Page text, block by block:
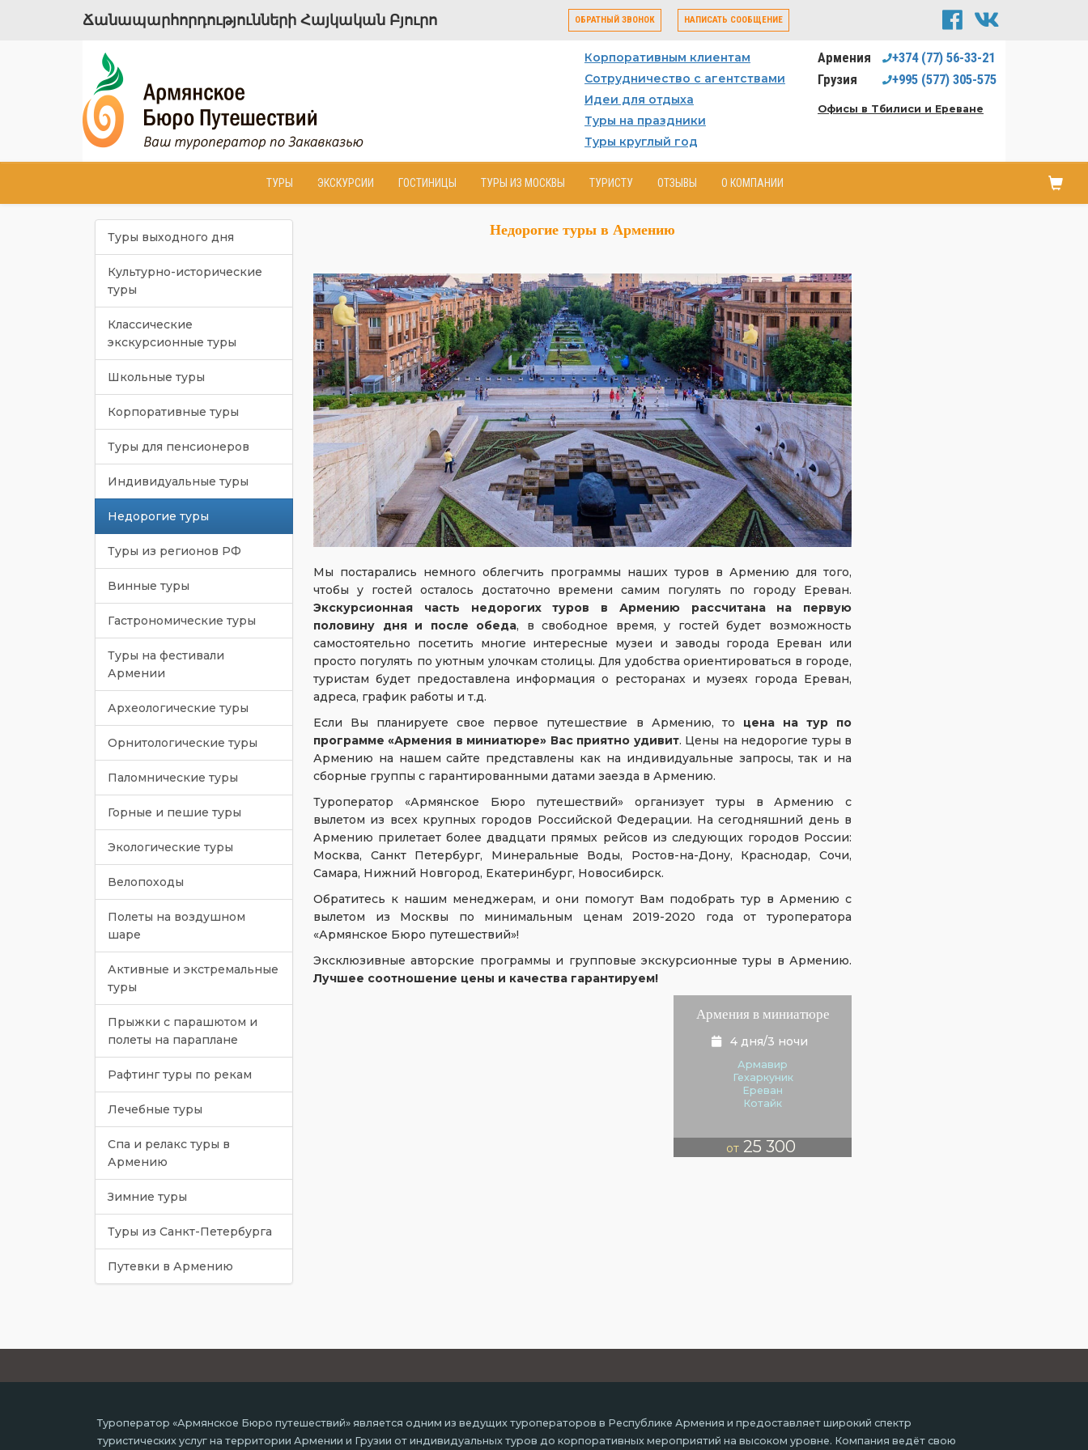
Ճանապարհորդությունների Հայկական Բյուրո ОБРАТНЫЙ ЗВОНОК НАПИСАТЬ СООБЩЕНИЕ
Корпоративным клиентам
Сотрудничество с агентствами
Идеи для отдыха
Туры на праздники
Туры круглый год
Армения +374 (77) 56-33-21
Грузия
+995 (577) 305-575
Офисы в Тбилиси и Ереване
ТУРЫ ЭКСКУРСИИ ГОСТИНИЦЫ ТУРЫ ИЗ МОСКВЫ ТУРИСТУ ОТЗЫВЫ О КОМПАНИИ
Туры выходного дня
Культурно-исторические
туры
Классические
экскурсионные туры
Школьные туры
Корпоративные туры
Туры для пенсионеров
Индивидуальные туры
Недорогие туры
Туры из регионов РФ
Винные туры
Гастрономические туры
Туры на фестивали
Армении
Археологические туры
Орнитологические туры
Паломнические туры
Горные и пешие туры
Экологические туры
Велопоходы
Полеты на воздушном
шаре
Активные и экстремальные
туры
Прыжки с парашютом и
полеты на параплане
Рафтинг туры по рекам
Лечебные туры
Спа и релакс туры в
Армению
Зимние туры
Туры из Санкт-Петербурга
Путевки в Армению
Недорогие туры в Армению
Мы постарались немного облегчить программы наших туров в Армению для того,
чтобы у гостей осталось достаточно времени самим погулять по городу Ереван.
Экскурсионная часть недорогих туров в Армению рассчитана на первую
половину дня и после обеда, в свободное время, у гостей будет возможность
самостоятельно посетить многие интересные музеи и заводы города Ереван или
просто погулять по уютным улочкам столицы. Для удобства ориентироваться в городе,
туристам будет предоставлена информация о ресторанах и музеях города Ереван,
адреса, график работы и т.д.
Если Вы планируете свое первое путешествие в Армению, то цена на тур по
программе «Армения в миниатюре» Вас приятно удивит. Цены на недорогие туры в
Армению на нашем сайте представлены как на индивидуальные запросы, так и на
сборные группы с гарантированными датами заезда в Армению.
Туроператор «Армянское Бюро путешествий» организует туры в Армению с
вылетом из всех крупных городов Российской Федерации. На сегодняшний день в
Армению прилетает более двадцати прямых рейсов из следующих городов России:
Москва, Санкт Петербург, Минеральные Воды, Ростов-на-Дону, Краснодар, Сочи,
Самара, Нижний Новгород, Екатеринбург, Новосибирск.
Обратитесь к нашим менеджерам, и они помогут Вам подобрать тур в Армению с
вылетом из Москвы по минимальным ценам 2019-2020 года от туроператора
«Армянское Бюро путешествий»!
Эксклюзивные авторские программы и групповые экскурсионные туры в Армению.
Лучшее соотношение цены и качества гарантируем!
Армения в миниатюре
4 дня/3 ночи
Армавир
Гехаркуник
Ереван
Котайк
от25 300
Туроператор «Армянское Бюро путешествий» является одним из ведущих туроператоров в Республике Армения и предоставляет широкий спектр
туристических услуг на территории Армении и Грузии от индивидуальных туров до корпоративных мероприятий на высоком уровне. Компания ведёт свою